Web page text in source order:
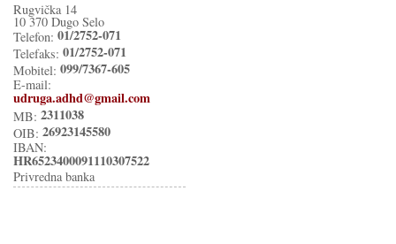
Rugvička 14
10 370 Dugo Selo
Telefon: 01/2752-071
Telefaks: 01/2752-071
Mobitel: 099/7367-605
E-mail:
udruga.adhd@gmail.com
MB: 2311038
OIB: 26923145580
IBAN:
HR6523400091110307522
Privredna banka